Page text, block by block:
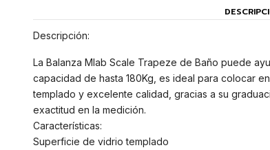
Descripción:
La Balanza Mlab Scale Trapeze de Baño puede
capacidad de hasta 180Kg, es ideal para colocar
templado y excelente calidad, gracias a su
exactitud en la medición.
Características:
Superficie de vidrio templado